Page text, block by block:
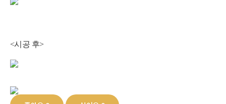
<시공 후>